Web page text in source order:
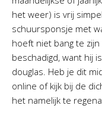
het weer) is vrij
schuursponsje met
hoeft niet bang te
beschadigd, want hij
douglas. Heb je dit
online of kijk bij de
het namelijk te